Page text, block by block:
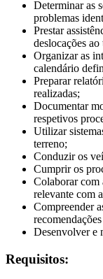
Determinar as
problemas
Prestar
deslocações ao
Organizar as
calendário
Preparar
realizadas;
Documentar
respetivos
Utilizar
terreno;
Conduzir os
Cumprir os
Colaborar com
relevante com
Compreender
Desenvolver e
Requisitos: